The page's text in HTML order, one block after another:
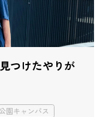
つけたやりが
園キャンパス